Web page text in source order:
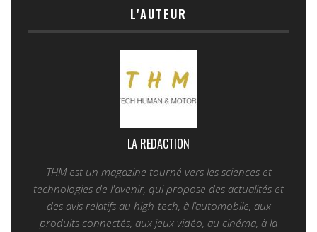
L'AUTEUR
LA REDACTION
THM est un magazine tourné vers les sciences et
technologies de l'avenir, qui propose des actualités et
des avis relatifs au high-tech, à l’automobile, aux
produits connectés, aux jeux vidéo, au cinéma, à la